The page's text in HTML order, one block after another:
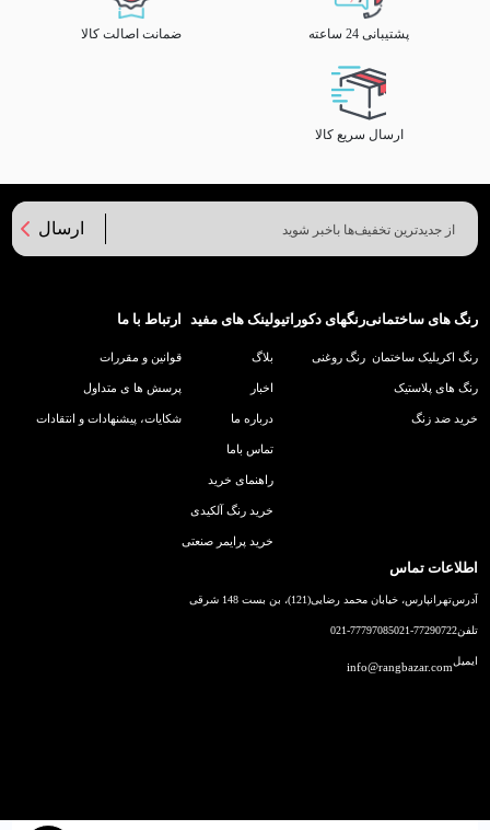
پشتیبانی 24 ساعته ضمانت اصالت کالا
ارسال سریع کالا
ارسال
رنگ های ساختمانی
رنگ اکریلیک ساختمان
رنگ های پلاستیک
خرید ضد زنگ
رنگهای دکوراتیو
رنگ روغنی
لینک های مفید
بلاگ
اخبار
درباره ما
تماس باما
راهنمای خرید
خرید رنگ آلکیدی
خرید پرایمر صنعتی
ارتباط با ما
قوانین و مقررات
پرسش ها ی متداول
شکایات، پیشنهادات و انتقادات
اطلاعات تماس
آدرستهرانپارس، خیابان محمد رضایی(121)، بن بست 148 شرقی
تلفن021-77290722
021-77797085
ایمیلinfo@rangbazar.com